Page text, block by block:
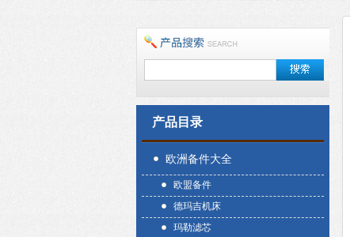
产品目录
欧洲备件大全
欧盟备件
德玛吉机床
玛勒滤芯